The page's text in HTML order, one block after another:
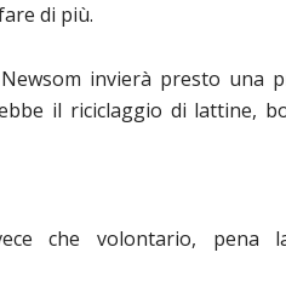
di più.
invierà presto una
il riciclaggio di lattine,
che volontario, pena